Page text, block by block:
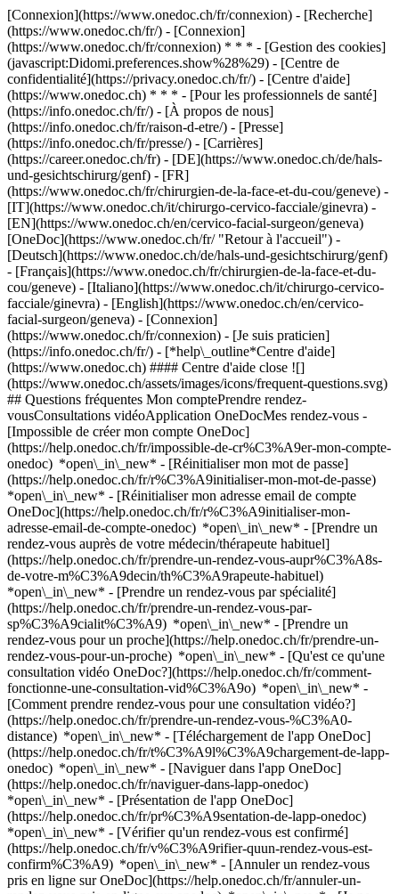
[Connexion](https://www.onedoc.ch/fr/connexion) - [Recherche]
(https://www.onedoc.ch/fr/) - [Connexion]
(https://www.onedoc.ch/fr/connexion) * * * - [Gestion des cookies]
(javascript:Didomi.preferences.show%28%29) - [Centre de
confidentialité](https://privacy.onedoc.ch/fr/) - [Centre d'aide]
(https://www.onedoc.ch) * * * - [Pour les professionnels de santé]
(https://info.onedoc.ch/fr/) - [À propos de nous]
(https://info.onedoc.ch/fr/raison-d-etre/) - [Presse]
(https://info.onedoc.ch/fr/presse/) - [Carrières]
(https://career.onedoc.ch/fr) - [DE](https://www.onedoc.ch/de/hals-
und-gesichtschirurg/genf) - [FR]
(https://www.onedoc.ch/fr/chirurgien-de-la-face-et-du-cou/geneve) -
[IT](https://www.onedoc.ch/it/chirurgo-cervico-facciale/ginevra) -
[EN](https://www.onedoc.ch/en/cervico-facial-surgeon/geneva)
[OneDoc](https://www.onedoc.ch/fr/ "Retour à l'accueil") -
[Deutsch](https://www.onedoc.ch/de/hals-und-gesichtschirurg/genf)
- [Français](https://www.onedoc.ch/fr/chirurgien-de-la-face-et-du-
cou/geneve) - [Italiano](https://www.onedoc.ch/it/chirurgo-cervico-
facciale/ginevra) - [English](https://www.onedoc.ch/en/cervico-
facial-surgeon/geneva) - [Connexion]
(https://www.onedoc.ch/fr/connexion) - [Je suis praticien]
(https://info.onedoc.ch/fr/) - [*help\_outline*Centre d'aide]
(https://www.onedoc.ch) #### Centre d'aide close ![]
(https://www.onedoc.ch/assets/images/icons/frequent-questions.svg)
## Questions fréquentes Mon comptePrendre rendez-
vousConsultations vidéoApplication OneDocMes rendez-vous -
[Impossible de créer mon compte OneDoc]
(https://help.onedoc.ch/fr/impossible-de-cr%C3%A9er-mon-compte-
onedoc) *open\_in\_new* - [Réinitialiser mon mot de passe]
(https://help.onedoc.ch/fr/r%C3%A9initialiser-mon-mot-de-passe)
*open\_in\_new* - [Réinitialiser mon adresse email de compte
OneDoc](https://help.onedoc.ch/fr/r%C3%A9initialiser-mon-
adresse-email-de-compte-onedoc) *open\_in\_new* - [Prendre un
rendez-vous auprès de votre médecin/thérapeute habituel]
(https://help.onedoc.ch/fr/prendre-un-rendez-vous-aupr%C3%A8s-
de-votre-m%C3%A9decin/th%C3%A9rapeute-habituel)
*open\_in\_new* - [Prendre un rendez-vous par spécialité]
(https://help.onedoc.ch/fr/prendre-un-rendez-vous-par-
sp%C3%A9cialit%C3%A9) *open\_in\_new* - [Prendre un
rendez-vous pour un proche](https://help.onedoc.ch/fr/prendre-un-
rendez-vous-pour-un-proche) *open\_in\_new* - [Qu'est ce qu'une
consultation vidéo OneDoc?](https://help.onedoc.ch/fr/comment-
fonctionne-une-consultation-vid%C3%A9o) *open\_in\_new* -
[Comment prendre rendez-vous pour une consultation vidéo?]
(https://help.onedoc.ch/fr/prendre-un-rendez-vous-%C3%A0-
distance) *open\_in\_new* - [Téléchargement de l'app OneDoc]
(https://help.onedoc.ch/fr/t%C3%A9l%C3%A9chargement-de-lapp-
onedoc) *open\_in\_new* - [Naviguer dans l'app OneDoc]
(https://help.onedoc.ch/fr/naviguer-dans-lapp-onedoc)
*open\_in\_new* - [Présentation de l'app OneDoc]
(https://help.onedoc.ch/fr/pr%C3%A9sentation-de-lapp-onedoc)
*open\_in\_new* - [Vérifier qu'un rendez-vous est confirmé](https://help.onedoc.ch/fr/v%C3%A9rifier-quun-rendez-vous-est-confirm%C3%A9) *open\_in\_new* - [Annuler un rendez-vous pris en ligne sur OneDoc](https://help.onedoc.ch/fr/annuler-un-rendez-vous-pris-en-ligne-sur-onedoc) *open\_in\_new* - [Je ne reçois pas de confirmation de rendez-vous](https://help.onedoc.ch/fr/je-ne-re%C3%A7ois-pas-de-confirmation-de-rendez-vous) *open\_in\_new* [Voir tous nos articles *open\_in\_new*](https://help.onedoc.ch/fr/) close ## Modifier votre recherche ![Maison avec un signe plus annonçant qu’une consultation peut être effectuée sur place](https://www.onedoc.ch/assets/images/icons/on-site.svg) Sur place ![Caméra avec un symbole lecture annonçant qu’une consultation peut être effectuée à distance en vidéo](https://www.onedoc.ch/assets/images/icons/remote.svg) À distance Rechercher #### Spécialités #### Praticiens #### Établissements edit Chirurgien de la face et du cou à Genève tune Filtrer par Nouveaux patients*keyboard\_arrow\_down* - Acceptés*check\_circle* Langue parlée*keyboard\_arrow\_down* - Anglais*check\_circle* - Français*check\_circle* Sexe*keyboard\_arrow\_down* - Femme*check\_circle* - Homme*check\_circle* Disponibilité*keyboard\_arrow\_down* - Disponible aujourdhui*check\_circle* - Dans les 3 prochains jours*check\_circle* - Dans les 7 prochains jours*check\_circle* - Dans les 14 prochains jours*check\_circle* # Chirurgien de la face et du cou à Genève: prenez rendez-vous en ligne aujourd'hui ## 1 résultat à Genève [![Dr. Arnaud Tripet, ORL à Genève](https://assets.onedoc.ch/images/users/b52e5bf7d615ed7234e3b6be2fc83a50d32c2e6398d29eae6027a2785c37b584-small.jpg "Dr. Arnaud Tripet, ORL à Genève")](https://www.onedoc.ch/fr/orl/geneve/p9bv/dr-arnaud-tripet) ### [Dr. Arnaud Tripet](https://www.onedoc.ch/fr/orl/geneve/p9bv/dr-arnaud-tripet) ![Badge indiquant un profil vérifié](https://www.onedoc.ch/assets/images/icons/checkmark.svg) [ORL](https://www.onedoc.ch/fr/orl/geneve), Chirurgien de la face et du cou [Cabinet des Drs. Alexander Cuno et Arnaud Tripet](https://www.onedoc.ch/fr/cabinet-medical/geneve/esl/cabinet-des-drs-alexander-cuno-et-arnaud-tripet) Avenue de la Roseraie 76A 1205 Genève ![Icône patient avec un signe plus annonçant que le professionnel accepte de nouveaux patients](https://www.onedoc.ch/assets/images/icons/new-patients.svg)Accepte les nouveaux patients [Réserver un RDV](https://www.onedoc.ch/fr/orl/geneve/p9bv/dr-arnaud-tripet) *chevron\_left* mar. 04 août *chevron\_right* Voir plus de rendez-vous *error\_outline* Une erreur s'est produite lors du chargement des disponibilités [Réessayer](https://www.onedoc.ch) ## __Chirurgiens de la face et du cou__: d'autres spécialistes sont réservables en ligne dans les environs de __Genève__ [![Dr. Laurent Laoust, ORL à Le Grand-Saconnex](https://assets.onedoc.ch/images/users/40cfe78d99bdf5003797136e6367ccfeca22fe3fe0340ad04273d096d328475a-small.jpg "Dr. Laurent Laoust, ORL à Le Grand-Saconnex")](https://www.onedoc.ch/fr/orl/le-grand-saconnex/pyn7/dr-laurent-laoust) ### [Dr. Laurent Laoust](https://www.onedoc.ch/fr/orl/le-grand-saconnex/pyn7/dr-laurent-laoust) ![Badge indiquant un profil vérifié](https://www.onedoc.ch/assets/images/icons/checkmark.svg) [ORL](https://www.onedoc.ch/fr/orl/le-grand-saconnex), [Chirurgien de la face et du cou](https://www.onedoc.ch/fr/chirurgien-de-la-face-et-du-cou/le-grand-saconnex) [Centre médical Teomera | Grand-Saconnex](https://www.onedoc.ch/fr/centre-medical/le-grand-saconnex/ep8x/centre-medical-teomera-grand-saconnex) Route de Ferney 194A 1218 Le Grand-Saconnex ![Icône patient avec un signe plus annonçant que le professionnel accepte de nouveaux patients](https://www.onedoc.ch/assets/images/icons/new-patients.svg)Accepte les nouveaux patients [Réserver un RDV](https://www.onedoc.ch/fr/orl/le-grand-saconnex/pyn7/dr-laurent-laoust) *chevron\_left* mar. 04 août *chevron\_right* Voir plus de rendez-vous *error\_outline* Une erreur s'est produite lors du chargement des disponibilités [Réessayer](https://www.onedoc.ch) ## __Chirurgiens de la face et du cou__: d'autres spécialistes consultent à __Genève__ ### [Dr. Cyril Cuffel](https://www.onedoc.ch/fr/orl/geneve/pi1m/dr-cyril-cuffel) [ORL](https://www.onedoc.ch/fr/orl/geneve), Chirurgien de la face et du cou cabinet individuel Chemin de Beau-Soleil 12 1206 Genève [Voir profil](https://www.onedoc.ch/fr/orl/geneve/pi1m/dr-cyril-cuffel) #### Vous êtes un professionnel de santé et vous n'apparaissez pas dans cette recherche? Contactez-nous pour obtenir le référencement de votre cabinet. [Ajouter votre cabinet](https://info.onedoc.ch/fr/) 1. [OneDoc](https://www.onedoc.ch/fr/)/ 2. [Chirurgien de la face et du cou](https://www.onedoc.ch/fr/chirurgien-de-la-face-et-du-cou)/ 3. [Canton de Genève](https://www.onedoc.ch/fr/chirurgien-de-la-face-et-du-cou/canton-de-geneve)/ 4. Genève ### Téléchargez l'app OneDoc Prenez rendez-vous en ligne chez un médecin, un dentiste ou un thérapeute proche de vous en Suisse. L'application OneDoc vous permet de gérer tous vos rendez-vous médicaux depuis votre natel, n'importe où et n'importe quand. ![Code QR redirigeant vers l’App Store ou Google Play pour télécharger l’app OneDoc Patients](https://www.onedoc.ch/assets/images/download-app-qr.jpeg) Scannez le QR code pour télécharger l’application [![Téléchargez notre application sur l'App Store!](https://www.onedoc.ch/assets/images/app-store-badge-fr.svg)](https://apps.apple.com/ch/app/onedoc/id1592376413?l=fr)[![Téléchargez notre application sur le Google Play Store!](https://www.onedoc.ch/assets/images/google-play-badge-fr.png)](https://play.google.com/store/apps/details?id=ch.onedoc.patient&hl=fr-CH) *keyboard\_arrow\_right* ## Affiner par expertise [Acouphènes à Genève](https://www.onedoc.ch/fr/acouphenes/geneve)[Appareil auditif à Genève](https://www.onedoc.ch/fr/appareil-auditif/geneve)[Ronflements à Genève](https://www.onedoc.ch/fr/ronflements/geneve)[Surdité à Genève](https://www.onedoc.ch/fr/surdite/geneve)[Nodules thyroïdiens à Genève](https://www.onedoc.ch/fr/nodules-thyroidiens/geneve)[Chirurgie robotique à Genève](https://www.onedoc.ch/fr/chirurgie-robotique/geneve) *keyboard\_arrow\_right* ## Recherches associées [Chirurgien de la face et du cou à Le Grand-Saconnex](https://www.onedoc.ch/fr/chirurgien-de-la-face-et-du-cou/le-grand-saconnex)[Chirurgien de la face et du cou à Morges](https://www.onedoc.ch/fr/chirurgien-de-la-face-et-du-cou/morges) *keyboard\_arrow\_right* ## Recherches fréquentes [Physiothérapeute à Genève](https://www.onedoc.ch/fr/physiotherapeute/geneve)[Psychologue à Genève](https://www.onedoc.ch/fr/psychologue/geneve)[Médecin généraliste à Genève](https://www.onedoc.ch/fr/medecin-generaliste/geneve)[Thérapeute en drainage lymphatique à Genève](https://www.onedoc.ch/fr/therapeute-en-drainage-lymphatique/geneve)[Masseur classique à Genève](https://www.onedoc.ch/fr/masseur-classique/geneve)[Spécialiste en médecine interne générale à Genève](https://www.onedoc.ch/fr/specialiste-en-medecine-interne-generale/geneve)[Réflexologue à Genève](https://www.onedoc.ch/fr/reflexologue/geneve)[Médecin-dentiste à Genève](https://www.onedoc.ch/fr/medecin-dentiste/geneve)[Acupuncteur à Genève](https://www.onedoc.ch/fr/acupuncteur/geneve)[Spécialiste en Médecine Traditionnelle Chinoise (MTC) à Genève](https://www.onedoc.ch/fr/specialiste-en-medecine-traditionnelle-chinoise-mtc/geneve)[Physiothérapeute du sport à Genève](https://www.onedoc.ch/fr/physiotherapeute-du-sport/geneve)[Gynécologue obstétricien à Genève](https://www.onedoc.ch/fr/gynecologue-obstetricien/geneve)[Masseur thérapeutique à Genève](https://www.onedoc.ch/fr/masseur-therapeutique/geneve)[Ostéopathe à Genève](https://www.onedoc.ch/fr/osteopathe/geneve)[Psychothérapeute à Genève](https://www.onedoc.ch/fr/psychotherapeute/geneve)[Thérapeute en nutrition MCO à Genève](https://www.onedoc.ch/fr/therapeute-en-nutrition-mco/geneve)[Ophtalmologue à Genève](https://www.onedoc.ch/fr/ophtalmologue/geneve)[Pédiatre à Genève](https://www.onedoc.ch/fr/pediatre/geneve)[Thérapeute en nutrition à Genève](https://www.onedoc.ch/fr/therapeute-en-nutrition/geneve)[Thérapeute en hypnose à Genève](https://www.onedoc.ch/fr/therapeute-en-hypnose/geneve)[Spécialiste en médecine esthétique à Genève](https://www.onedoc.ch/fr/specialiste-en-medecine-esthetique/geneve) *keyboard\_arrow\_right* ## Annuaire des professionnels de santé suisses [Chirurgiens de la face et du cou par ville](https://www.onedoc.ch/fr/chirurgien-de-la-face-et-du-cou/villes) [Liste des praticiens](https://www.onedoc.ch/fr/annuaire) [A](https://www.onedoc.ch/fr/annuaire/A) [B](https://www.onedoc.ch/fr/annuaire/B) [C](https://www.onedoc.ch/fr/annuaire/C) [D](https://www.onedoc.ch/fr/annuaire/D) [E](https://www.onedoc.ch/fr/annuaire/E) [F](https://www.onedoc.ch/fr/annuaire/F) [G](https://www.onedoc.ch/fr/annuaire/G) [H](https://www.onedoc.ch/fr/annuaire/H) [I](https://www.onedoc.ch/fr/annuaire/I) [J](https://www.onedoc.ch/fr/annuaire/J) [K](https://www.onedoc.ch/fr/annuaire/K) [L](https://www.onedoc.ch/fr/annuaire/L) [M](https://www.onedoc.ch/fr/annuaire/M) [N](https://www.onedoc.ch/fr/annuaire/N) [O](https://www.onedoc.ch/fr/annuaire/O) [P](https://www.onedoc.ch/fr/annuaire/P) [Q](https://www.onedoc.ch/fr/annuaire/Q) [R](https://www.onedoc.ch/fr/annuaire/R) [S](https://www.onedoc.ch/fr/annuaire/S) [T](https://www.onedoc.ch/fr/annuaire/T) [U](https://www.onedoc.ch/fr/annuaire/U) [V](https://www.onedoc.ch/fr/annuaire/V) [W](https://www.onedoc.ch/fr/annuaire/W) [X](https://www.onedoc.ch/fr/annuaire/X) [Y](https://www.onedoc.ch/fr/annuaire/Y) [Z](https://www.onedoc.ch/fr/annuaire/Z) ## OneDoc [Pour les professionnels de santé](https://info.onedoc.ch/fr/) [À propos de nous](https://info.onedoc.ch/fr/raison-d-etre/) [Presse](https://info.onedoc.ch/fr/presse/) [Carrières](htt